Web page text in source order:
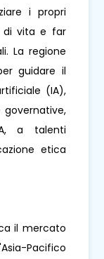
i propri
di vita e far
La regione
guidare il
(IA),
a talenti
etica
il mercato
Pacifico